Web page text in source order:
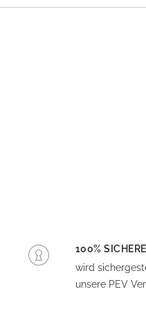
100%
wird
unsere PEV